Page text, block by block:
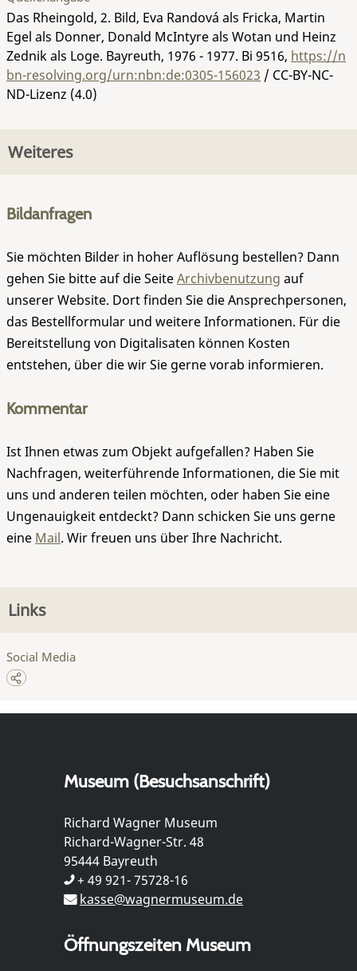
Das Rheingold, 2. Bild, Eva Randová als Fricka, Martin
Egel als Donner, Donald McIntyre als Wotan und Heinz
Zednik als Loge. Bayreuth, 1976 - 1977. Bi 9516, https://n
bn-resolving.org/urn:nbn:de:0305-156023 / CC-BY-NC-
ND-Lizenz (4.0)
Weiteres
Bildanfragen
Sie möchten Bilder in hoher Auflösung bestellen? Dann
gehen Sie bitte auf die SeiteArchivbenutzung auf
unserer Website. Dort finden Sie die Ansprechpersonen,
das Bestellformular und weitere Informationen. Für die
Bereitstellung von Digitalisaten können Kosten
entstehen, über die wir Sie gerne vorab informieren.
Kommentar
Ist Ihnen etwas zum Objekt aufgefallen? Haben Sie
Nachfragen, weiterführende Informationen, die Sie mit
uns und anderen teilen möchten, oder haben Sie eine
Ungenauigkeit entdeckt? Dann schicken Sie uns gerne
eine Mail. Wir freuen uns über Ihre Nachricht.
Links
Social Media
Museum (Besuchsanschrift)
Richard Wagner Museum
Richard-Wagner-Str. 48
95444 Bayreuth
+ 49 921- 75728-16
kasse@wagnermuseum.de
Öffnungszeiten Museum